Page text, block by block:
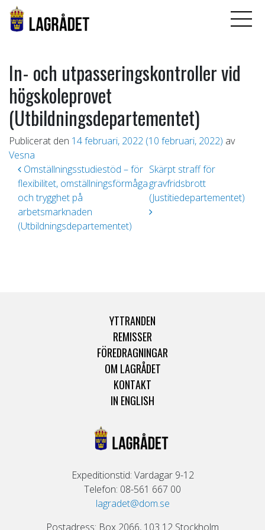
In- och utpasseringskontroller vid
högskoleprovet
(Utbildningsdepartementet)
Publicerat den 14 februari, 2022 (10 februari, 2022) av
Vesna
Inläggsnavigering
Omställningsstudiestöd – för
flexibilitet, omställningsförmåga
och trygghet på
arbetsmarknaden
(Utbildningsdepartementet)
Skärpt straff för
gravfridsbrott
(Justitiedepartementet)
YTTRANDEN
REMISSER
FÖREDRAGNINGAR
OM LAGRÅDET
KONTAKT
IN ENGLISH
Expeditionstid: Vardagar 9-12
Telefon: 08-561 667 00
lagradet@dom.se
Postadress: Box 2066, 103 12 Stockholm